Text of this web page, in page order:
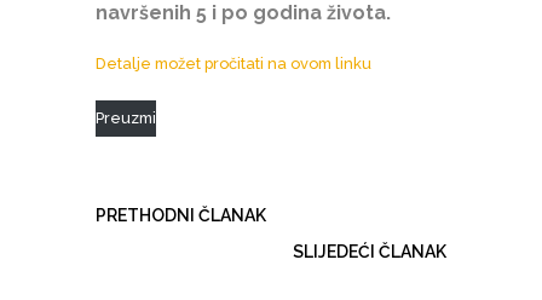
navršenih 5 i po godina života.
Detalje možet pročitati na ovom linku
Preuzmi
PRETHODNI ČLANAK
SLIJEDEĆI ČLANAK